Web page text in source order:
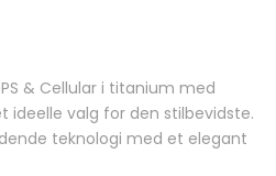
& Cellular i titanium med
ideelle valg for den stilbevidste.
teknologi med et elegant